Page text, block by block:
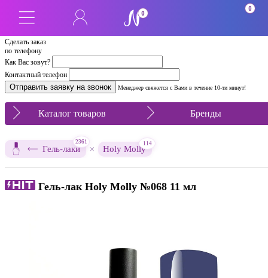
Сделать заказ
по телефону
Как Вас зовут?
Контактный телефон
Менеджер свяжется с Вами в течение 10-ти минут!
0
0
Каталог товаров Бренды
Гель-лаки
2361
× Holy Molly
114
Гель-лак Holy Molly №068 11 мл